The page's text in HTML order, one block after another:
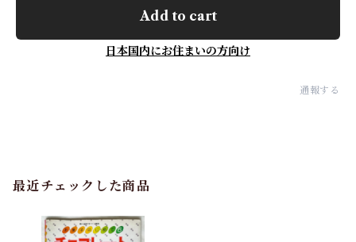
Add to cart
日本国内にお住まいの方向け
通報する
最近チェックした商品